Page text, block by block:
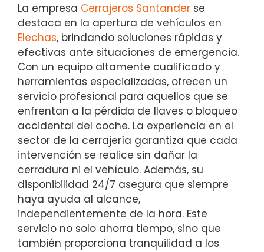
La empresa Cerrajeros Santander se
destaca en la apertura de vehículos en
Elechas, brindando soluciones rápidas y
efectivas ante situaciones de emergencia.
Con un equipo altamente cualificado y
herramientas especializadas, ofrecen un
servicio profesional para aquellos que se
enfrentan a la pérdida de llaves o bloqueo
accidental del coche. La experiencia en el
sector de la cerrajería garantiza que cada
intervención se realice sin dañar la
cerradura ni el vehículo. Además, su
disponibilidad 24/7 asegura que siempre
haya ayuda al alcance,
independientemente de la hora. Este
servicio no solo ahorra tiempo, sino que
también proporciona tranquilidad a los